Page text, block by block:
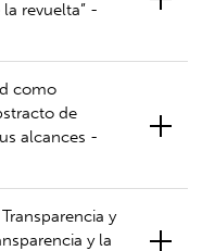
revuelta” -
como
de
alcances -
y
y la